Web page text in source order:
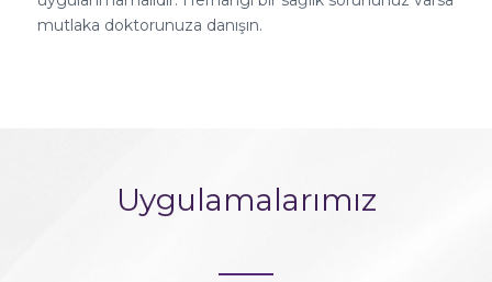
mutlaka doktorunuza danışın.
Uygulamalarımız